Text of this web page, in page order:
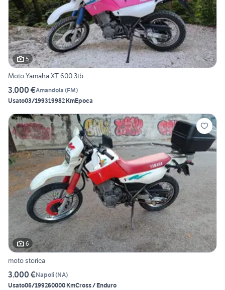
5
Moto Yamaha XT 600 3tb
3.000 €Amandola (FM)
Usato03/199319982 KmEpoca
6
moto storica
3.000 €Napoli(NA)
Usato06/199260000 KmCross / Enduro